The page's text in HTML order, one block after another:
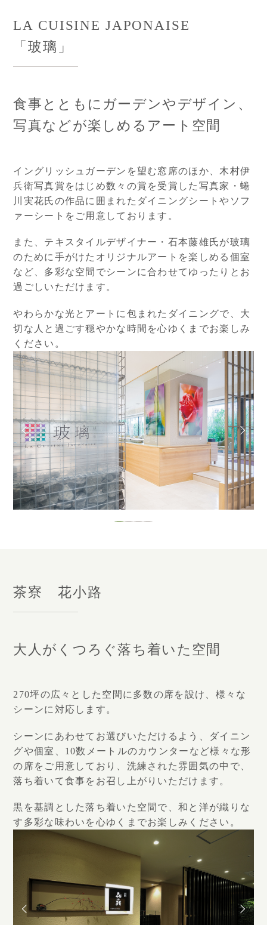
LA CUISINE JAPONAISE
「玻璃」
食事とともにガーデンやデザイン、
写真などが楽しめるアート空間
イングリッシュガーデンを望む窓席のほか、木村伊
兵衛写真賞をはじめ数々の賞を受賞した写真家・蜷
川実花氏の作品に囲まれたダイニングシートやソフ
ァーシートをご用意しております。
また、テキスタイルデザイナー・石本藤雄氏が玻璃
のために手がけたオリジナルアートを楽しめる個室
など、多彩な空間でシーンに合わせてゆったりとお
過ごしいただけます。
やわらかな光とアートに包まれたダイニングで、大
切な人と過ごす穏やかな時間を心ゆくまでお楽しみ
ください。
茶寮 花小路
大人がくつろぐ落ち着いた空間
270坪の広々とした空間に多数の席を設け、様々な
シーンに対応します。
シーンにあわせてお選びいただけるよう、ダイニン
グや個室、10数メートルのカウンターなど様々な形
の席をご用意しており、洗練された雰囲気の中で、
落ち着いて食事をお召し上がりいただけます。
黒を基調とした落ち着いた空間で、和と洋が織りな
す多彩な味わいを心ゆくまでお楽しみください。